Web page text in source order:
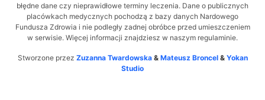
błędne dane czy nieprawidłowe terminy leczenia. Dane o publicznych
placówkach medycznych pochodzą z bazy danych Nardowego
Fundusza Zdrowia i nie podległy zadnej obróbce przed umieszczeniem
w serwisie. Więcej informacji znajdziesz w naszym regulaminie.
Stworzone przez Zuzanna Twardowska & Mateusz Broncel & Yokan
Studio